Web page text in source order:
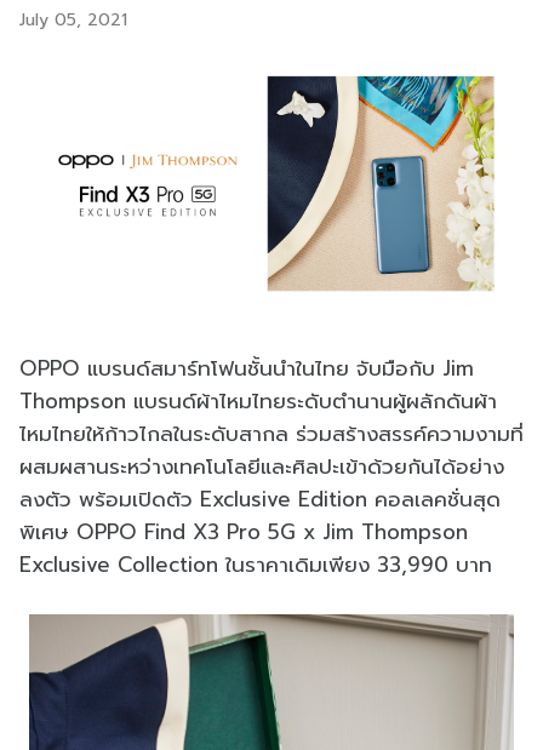
July 05, 2021
OPPO แบรนด์สมาร์ทโฟนชั้นนำในไทย จับมือกับ Jim
Thompson แบรนด์ผ้าไหมไทยระดับตำนานผู้ผลักดันผ้า
ไหมไทยให้ก้าวไกลในระดับสากล ร่วมสร้างสรรค์ความงามที่
ผสมผสานระหว่างเทคโนโลยีและศิลปะเข้าด้วยกันได้อย่าง
ลงตัว พร้อมเปิดตัว Exclusive Edition คอลเลคชั่นสุด
พิเศษ OPPO Find X3 Pro 5G x Jim Thompson
Exclusive Collection ในราคาเดิมเพียง 33,990 บาท